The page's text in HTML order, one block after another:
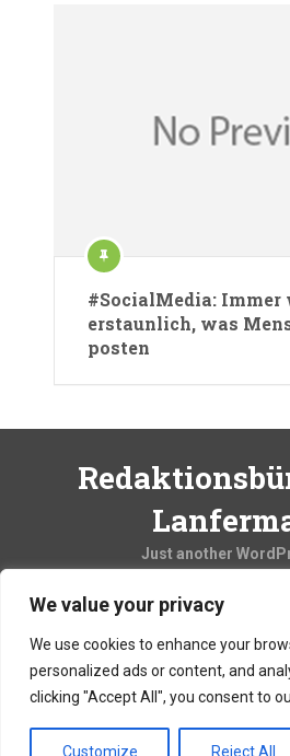
We value your privacy
We use cookies to enhance your
personalized ads or content, and
clicking "Accept All", you consent to
Customize Reject All
#SocialMedia: Immer
erstaunlich, was
posten
Just another
Copyright © 2026
Theme by